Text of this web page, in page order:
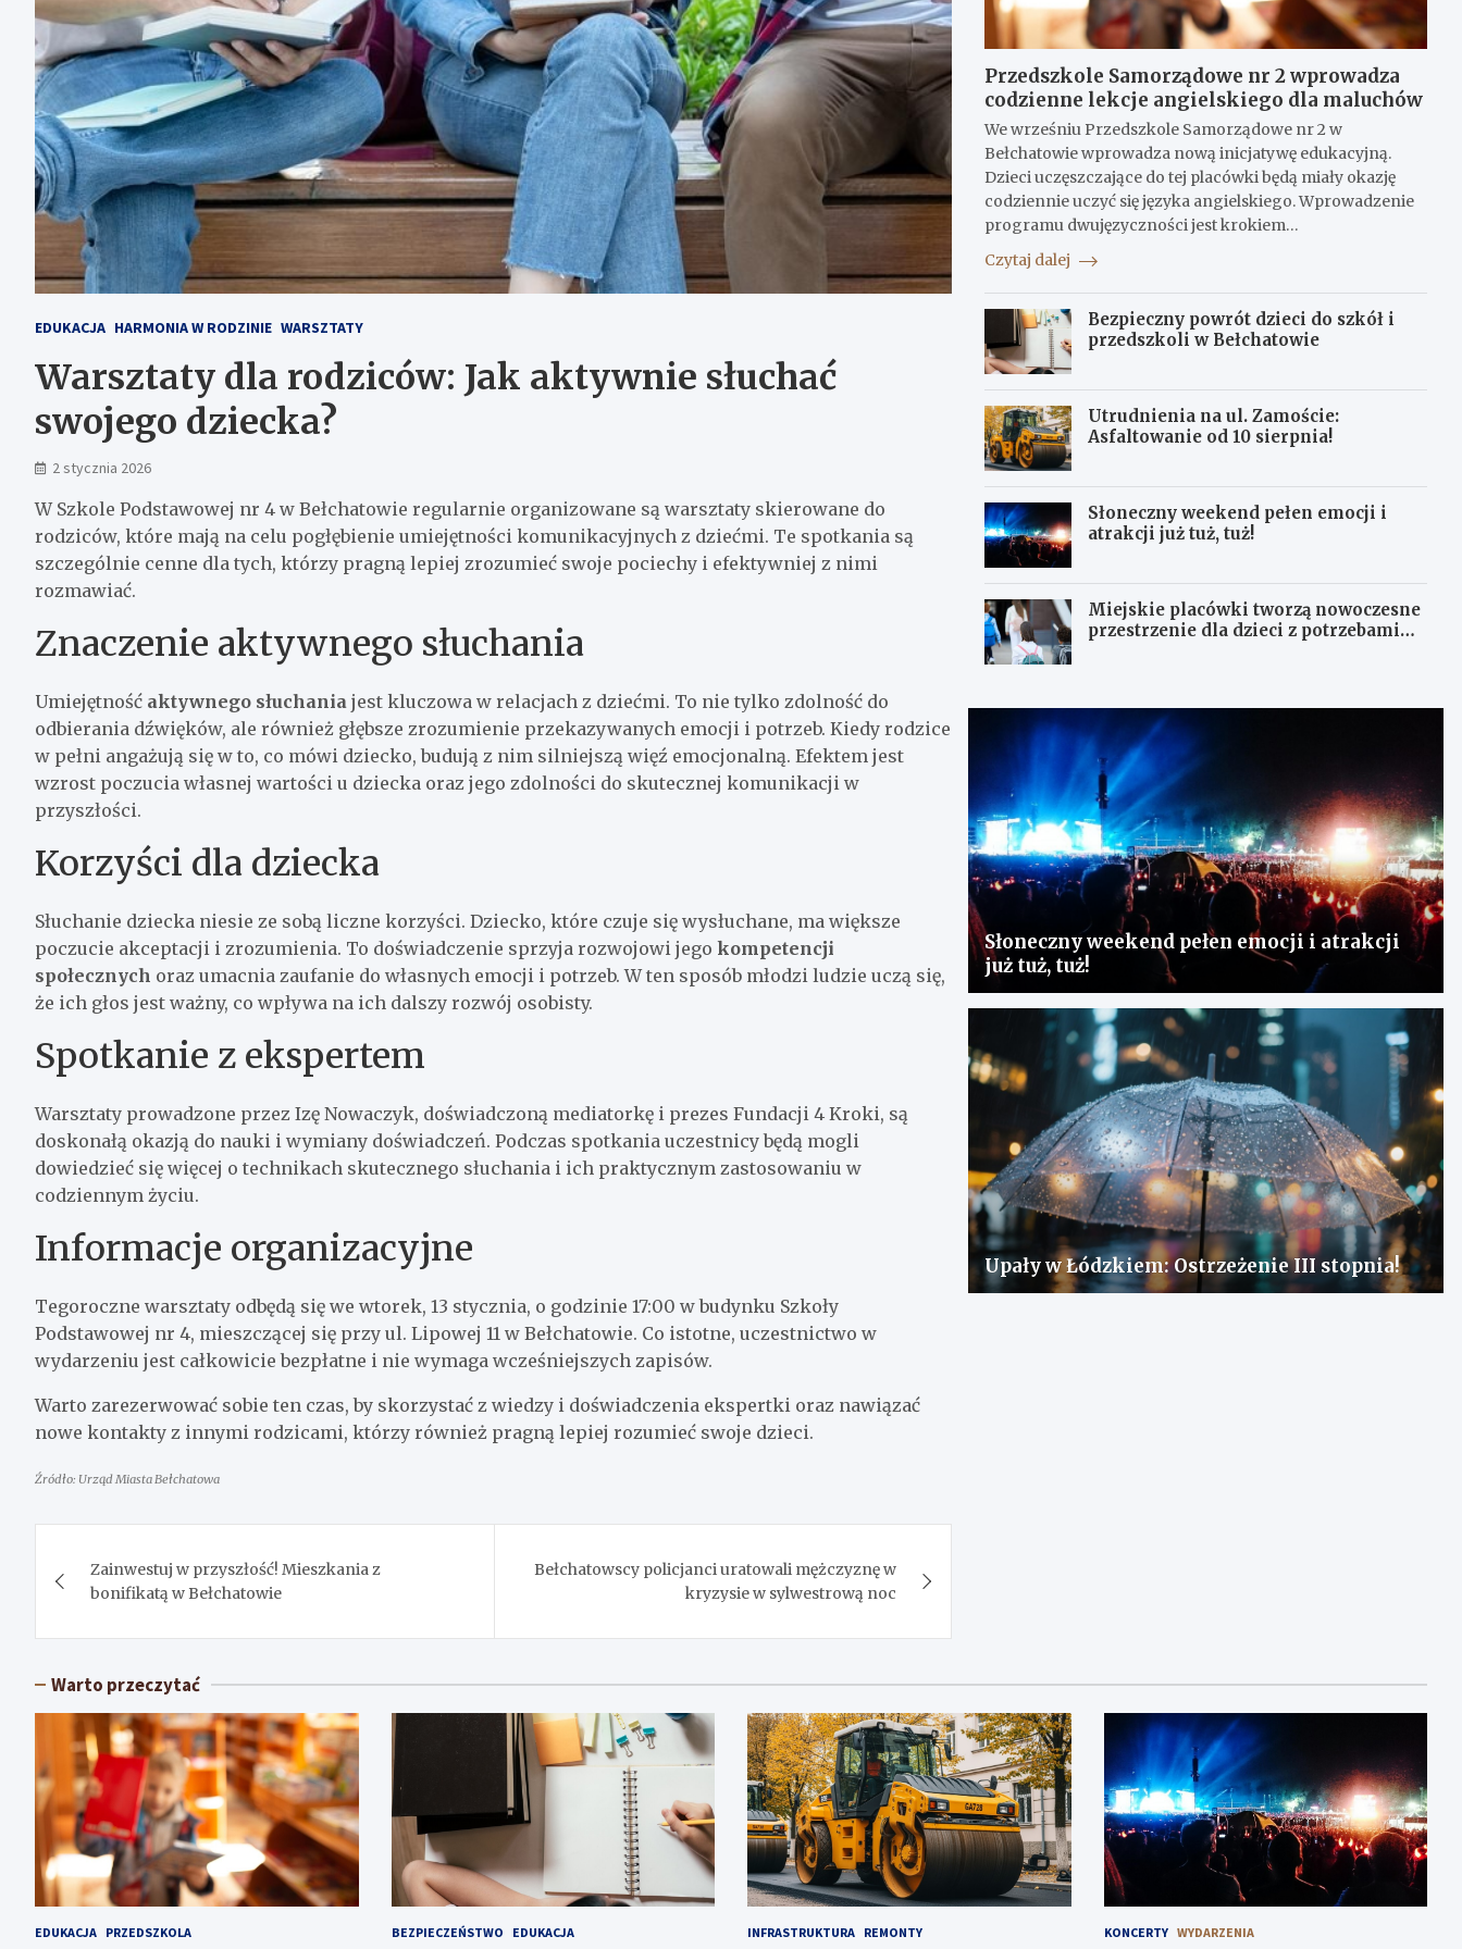
EDUKACJA HARMONIA W RODZINIE WARSZTATY
Warsztaty dla rodziców: Jak aktywnie słuchać
swojego dziecka?
2 stycznia 2026
W Szkole Podstawowej nr 4 w Bełchatowie regularnie organizowane są warsztaty skierowane do
rodziców, które mają na celu pogłębienie umiejętności komunikacyjnych z dziećmi. Te spotkania są
szczególnie cenne dla tych, którzy pragną lepiej zrozumieć swoje pociechy i efektywniej z nimi
rozmawiać.
Znaczenie aktywnego słuchania
Umiejętność aktywnego słuchania jest kluczowa w relacjach z dziećmi. To nie tylko zdolność do
odbierania dźwięków, ale również głębsze zrozumienie przekazywanych emocji i potrzeb. Kiedy rodzice
w pełni angażują się w to, co mówi dziecko, budują z nim silniejszą więź emocjonalną. Efektem jest
wzrost poczucia własnej wartości u dziecka oraz jego zdolności do skutecznej komunikacji w
przyszłości.
Korzyści dla dziecka
Słuchanie dziecka niesie ze sobą liczne korzyści. Dziecko, które czuje się wysłuchane, ma większe
poczucie akceptacji i zrozumienia. To doświadczenie sprzyja rozwojowi jego kompetencji
społecznych oraz umacnia zaufanie do własnych emocji i potrzeb. W ten sposób młodzi ludzie uczą się,
że ich głos jest ważny, co wpływa na ich dalszy rozwój osobisty.
Spotkanie z ekspertem
Warsztaty prowadzone przez Izę Nowaczyk, doświadczoną mediatorkę i prezes Fundacji 4 Kroki, są
doskonałą okazją do nauki i wymiany doświadczeń. Podczas spotkania uczestnicy będą mogli
dowiedzieć się więcej o technikach skutecznego słuchania i ich praktycznym zastosowaniu w
codziennym życiu.
Informacje organizacyjne
Tegoroczne warsztaty odbędą się we wtorek, 13 stycznia, o godzinie 17:00 w budynku Szkoły
Podstawowej nr 4, mieszczącej się przy ul. Lipowej 11 w Bełchatowie. Co istotne, uczestnictwo w
wydarzeniu jest całkowicie bezpłatne i nie wymaga wcześniejszych zapisów.
Warto zarezerwować sobie ten czas, by skorzystać z wiedzy i doświadczenia ekspertki oraz nawiązać
nowe kontakty z innymi rodzicami, którzy również pragną lepiej rozumieć swoje dzieci.
Źródło: Urząd Miasta Bełchatowa
wpisu
Zainwestuj w przyszłość! Mieszkania z
bonifikatą w Bełchatowie
Bełchatowscy policjanci uratowali mężczyznę w
kryzysie w sylwestrową noc
Przedszkole Samorządowe nr 2 wprowadza
codzienne lekcje angielskiego dla maluchów
We wrześniu Przedszkole Samorządowe nr 2 w
Bełchatowie wprowadza nową inicjatywę edukacyjną.
Dzieci uczęszczające do tej placówki będą miały okazję
codziennie uczyć się języka angielskiego. Wprowadzenie
programu dwujęzyczności jest krokiem…
Czytaj dalej
Bezpieczny powrót dzieci do szkół i
przedszkoli w Bełchatowie
Utrudnienia na ul. Zamoście:
Asfaltowanie od 10 sierpnia!
Słoneczny weekend pełen emocji i
atrakcji już tuż, tuż!
Miejskie placówki tworzą nowoczesne
przestrzenie dla dzieci z potrzebami
Słoneczny weekend pełen emocji i atrakcji
już tuż, tuż!
Upały w Łódzkiem: Ostrzeżenie III stopnia!
Warto przeczytać
EDUKACJA PRZEDSZKOLA BEZPIECZEŃSTWO EDUKACJA INFRASTRUKTURA REMONTY KONCERTY WYDARZENIA